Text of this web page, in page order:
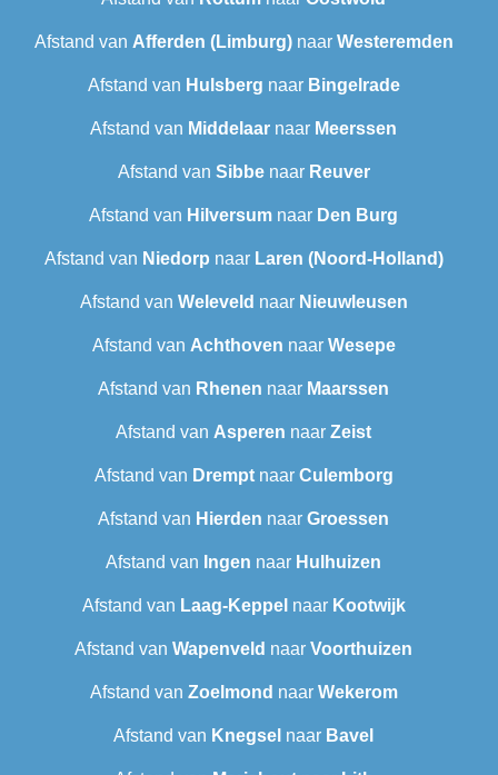
Afstand van Afferden (Limburg)naar Westeremden
Afstand van Hulsberg naar Bingelrade
Afstand van Middelaar naar Meerssen
Afstand van Sibbenaar Reuver
Afstand van Hilversum naar Den Burg
Afstand van Niedorp naar Laren (Noord-Holland)
Afstand van Weleveld naar Nieuwleusen
Afstand van Achthoven naar Wesepe
Afstand van Rhenen naar Maarssen
Afstand van Asperen naar Zeist
Afstand van Dremptnaar Culemborg
Afstand van Hierden naar Groessen
Afstand van Ingen naar Hulhuizen
Afstand van Laag-Keppel naar Kootwijk
Afstand van Wapenveld naar Voorthuizen
Afstand van Zoelmond naar Wekerom
Afstand van Knegsel naar Bavel